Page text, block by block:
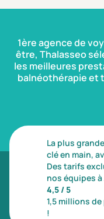
1ère agence de
être, Thalasseo
les meilleures
balnéothérapie et
La plus
clé en main,
Des tarifs
nos équipes
4,5 / 5
1,5 millions
!